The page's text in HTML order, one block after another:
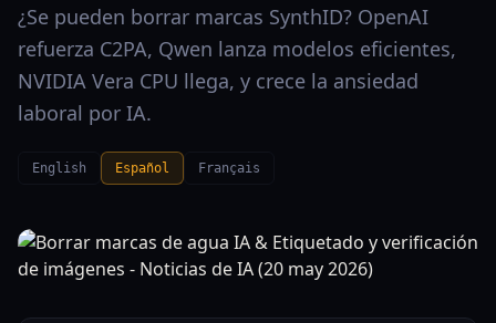
¿Se pueden borrar marcas SynthID? OpenAI
refuerza C2PA, Qwen lanza modelos eficientes,
NVIDIA Vera CPU llega, y crece la ansiedad
laboral por IA.
English Español Français